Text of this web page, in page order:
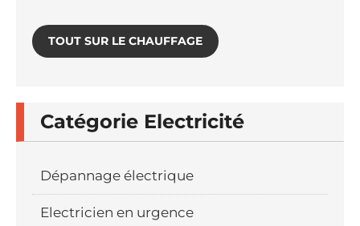
TOUT SUR LE CHAUFFAGE
Catégorie Electricité
Dépannage électrique
Electricien en urgence